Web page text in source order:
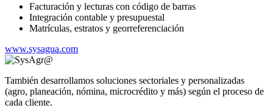
Facturación y lecturas con código de barras
Integración contable y presupuestal
Matrículas, estratos y georreferenciación
www.sysagua.com
También desarrollamos soluciones sectoriales y personalizadas
(agro, planeación, nómina, microcrédito y más) según el proceso de
cada cliente.